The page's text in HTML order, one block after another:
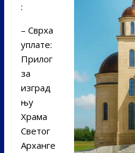
:
– Сврха
уплате:
Прилог
за
изград
њу
Храма
Светог
Арханге